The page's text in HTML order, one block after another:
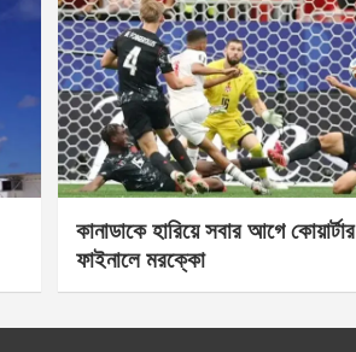
কানাডাকে হারিয়ে সবার আগে কোয়ার্টার
ফাইনালে মরক্কো